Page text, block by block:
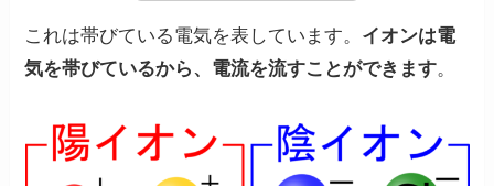
これは帯びている電気を表しています。 イオンは電
気を帯びているから、電流を流すことができます。